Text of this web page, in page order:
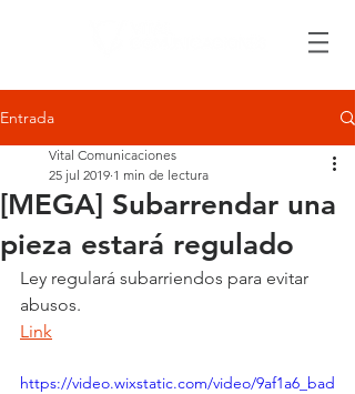
Entrada
[MEGA] Subarrendar una
pieza estará regulado
Vital Comunicaciones
25 jul 2019 1 min de lectura
Ley regulará subarriendos para evitar
abusos.
Link
https://video.wixstatic.com/video/9af1a6_bad